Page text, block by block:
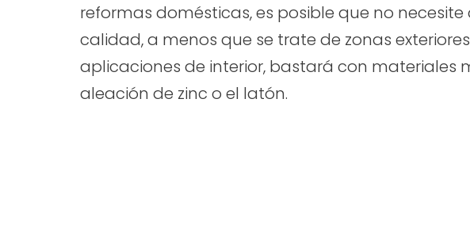
reformas domésticas, es posible que no
calidad, a menos que se trate de zonas
aplicaciones de interior, bastará con materiales
aleación de zinc o el latón.